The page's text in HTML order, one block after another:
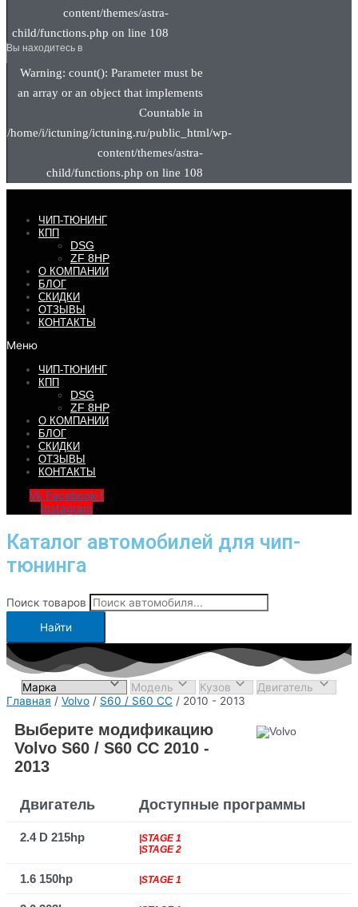
content/themes/astra-
child/functions.php on line 108
Вы находитесь в
Warning: count(): Parameter must be
an array or an object that implements
Countable in
/home/i/ictuning/ictuning.ru/public_html/wp-
content/themes/astra-
child/functions.php on line 108
ЧИП-ТЮНИНГ
КПП
DSG
ZF 8HP
О КОМПАНИИ
БЛОГ
СКИДКИ
ОТЗЫВЫ
КОНТАКТЫ
Меню
ЧИП-ТЮНИНГ
КПП
DSG
ZF 8HP
О КОМПАНИИ
БЛОГ
СКИДКИ
ОТЗЫВЫ
КОНТАКТЫ
Vk Facebook-f
Instagram
Каталог автомобилей для чип-
тюнинга
Поиск товаров
Найти
Главная / Volvo / S60 / S60 CC / 2010 - 2013
Выберите модификацию
Volvo S60 / S60 CC 2010 -
2013
Двигатель Доступные программы
2.4 D 215hp
|STAGE 1
|STAGE 2
1.6 150hp |STAGE 1